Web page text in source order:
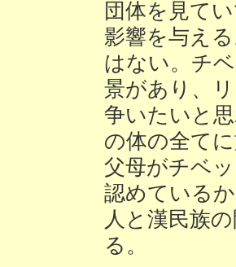
団体を見て
影響を与え
はない。チ
景があり、
争いたいと
の体の全て
父母がチベ
認めている
人と漢民族
る。